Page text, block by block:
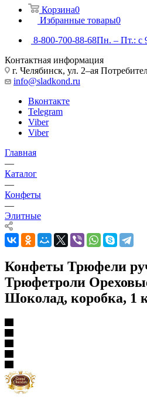
Корзина0
Избранные товары0
8-800-700-88-68Пн. – Пт.: с
Контактная информация
г. Челябинск, ул. 2–ая
info@sladkond.ru
Вконтакте
Telegram
Viber
Viber
Главная
—
Каталог
—
Конфеты
—
Элитные
Конфеты Трюфели
Трюфетроли
Шоколад, коробка, 1